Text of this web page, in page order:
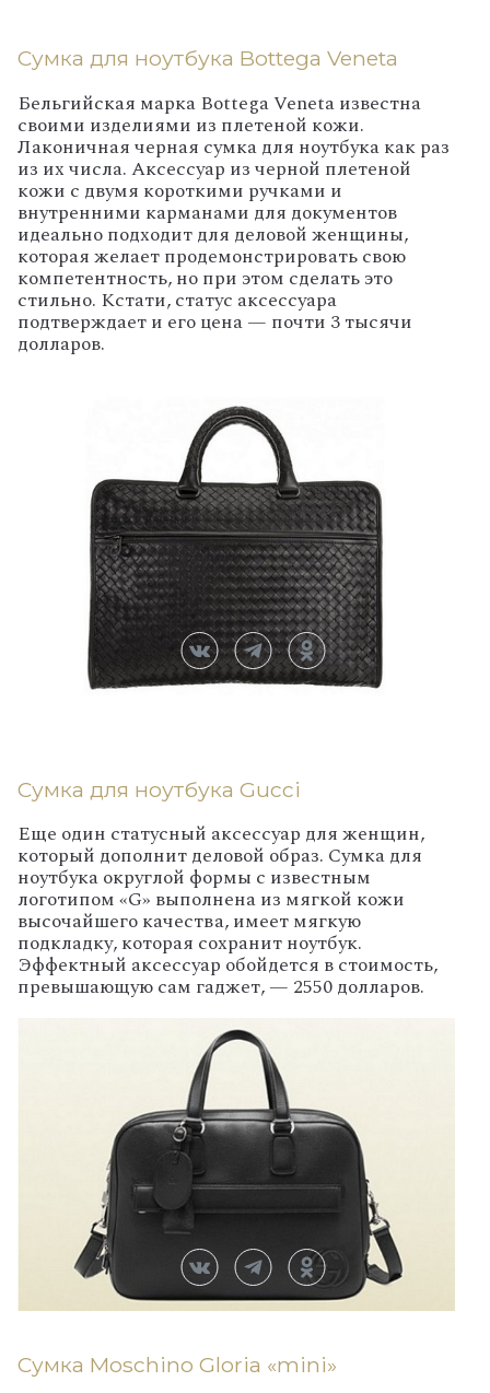
Сумка для ноутбука Bottega Veneta
Бельгийская маркаBottegaVenetaизвестна
своими изделиями из плетеной кожи.
Лаконичная черная сумка для ноутбука как раз
из их числа. Аксессуар из черной плетеной
кожи с двумя короткими ручками и
внутренними карманами для документов
идеально подходит для деловой женщины,
которая желает продемонстрировать свою
компетентность, но при этом сделать это
стильно. Кстати, статус аксессуара
подтверждает и его цена — почти 3 тысячи
долларов.
Сумка для ноутбука Gucci
Еще один статусный аксессуар для женщин,
который дополнит деловой образ. Сумка для
ноутбука округлой формы с известным
логотипом «G» выполнена из мягкой кожи
высочайшего качества, имеет мягкую
подкладку, которая сохранит ноутбук.
Эффектный аксессуар обойдется в стоимость,
превышающую сам гаджет, — 2550 долларов.
Сумка Moschino Gloria «mini»